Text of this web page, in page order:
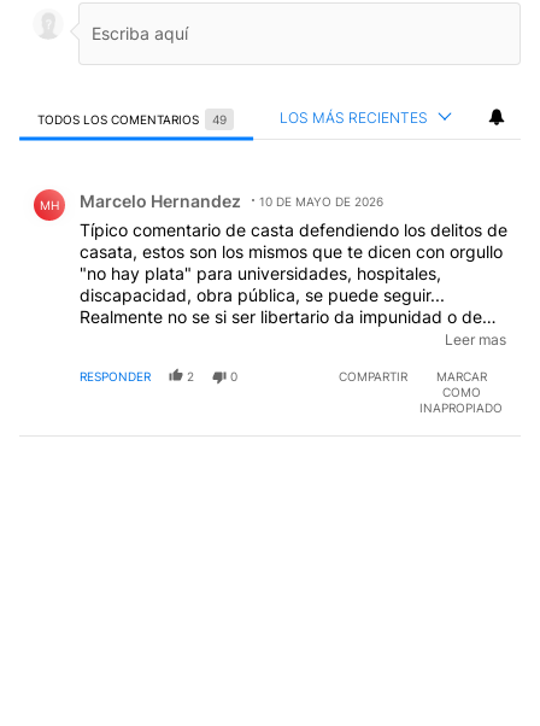
TODOS LOS COMENTARIOS 49 LOS MÁS RECIENTES
MH Marcelo Hernandez 10 DE MAYO DE 2026
Típico comentario de casta defendiendo los delitos de
casata, estos son los mismos que te dicen con orgullo
"no hay plata" para universidades, hospitales,
discapacidad, obra pública, se puede seguir...
Realmente no se si ser libertario da impunidad o de
verdad ellos se creen superiores como las monarquías
entiendo.
Leer mas
RESPONDER 2 0 COMPARTIR
MARCAR
COMO
INAPROPIADO